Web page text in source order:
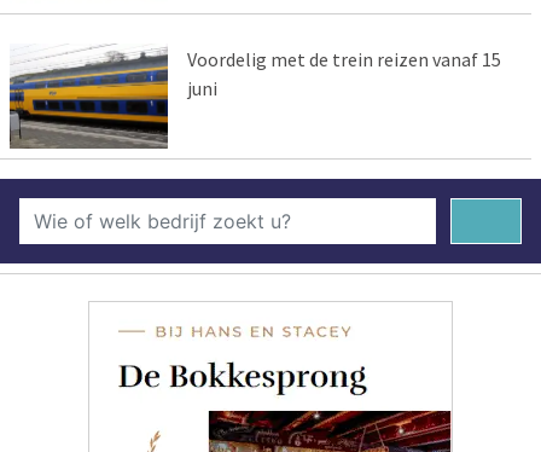
Voordelig met de trein reizen vanaf 15
juni